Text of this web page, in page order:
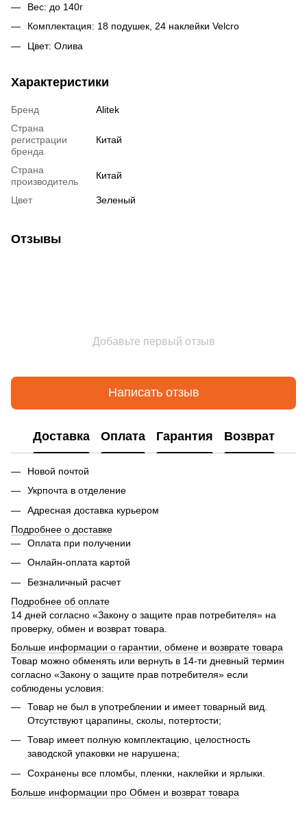
Вес: до 140г
Комплектация: 18 подушек, 24 наклейки Velcro
Цвет: Олива
Характеристики
Бренд
Alitek
Страна
регистрации
бренда
Китай
Страна
производитель
Китай
Цвет Зеленый
Отзывы
Добавьте первый отзыв
Написать отзыв
Доставка Оплата Гарантия Возврат
Новой почтой
Укрпочта в отделение
Адресная доставка курьером
Подробнее о доставке
Оплата при получении
Онлайн-оплата картой
Безналичный расчет
Подробнее об оплате
14 дней согласно «Закону о защите прав потребителя» на
проверку, обмен и возврат товара.
Больше информации о гарантии, обмене и возврате товара
Товар можно обменять или вернуть в 14-ти дневный термин
согласно «Закону о защите прав потребителя» если
соблюдены условия:
Товар не был в употреблении и имеет товарный вид.
Отсутствуют царапины, сколы, потертости;
Товар имеет полную комплектацию, целостность
заводской упаковки не нарушена;
Сохранены все пломбы, пленки, наклейки и ярлыки.
Больше информации про Обмен и возврат товара